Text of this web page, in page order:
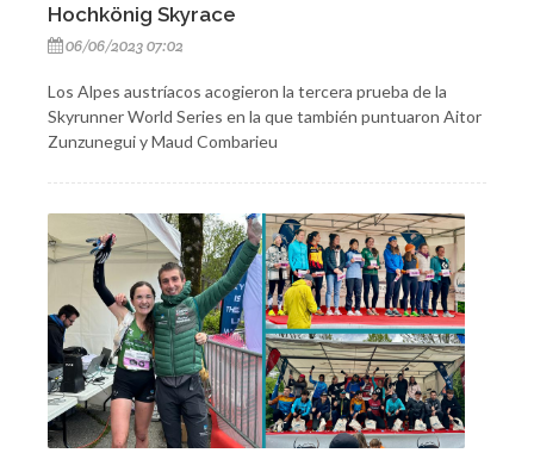
Hochkönig Skyrace
06/06/2023 07:02
Los Alpes austríacos acogieron la tercera prueba de la
Skyrunner World Series en la que también puntuaron Aitor
Zunzunegui y Maud Combarieu